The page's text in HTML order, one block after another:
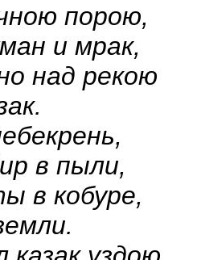
порою,
и мрак,
над рекою
в пыли,
в кобуре,